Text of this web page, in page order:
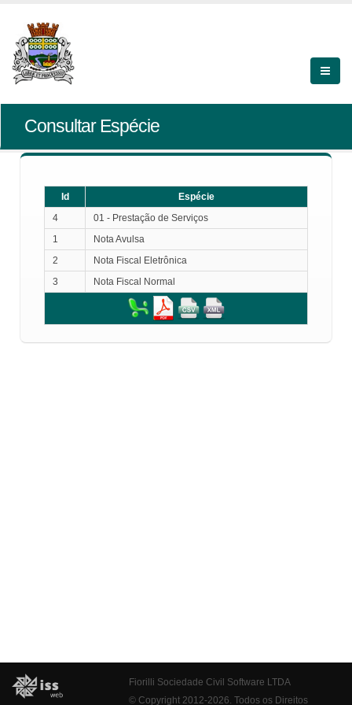
Consultar Espécie
Id
Espécie
4
01 - Prestação de Serviços
1
Nota Avulsa
2
Nota Fiscal Eletrônica
3
Nota Fiscal Normal
Fiorilli Sociedade Civil Software LTDA
© Copyright 2012-2026. Todos os Direitos